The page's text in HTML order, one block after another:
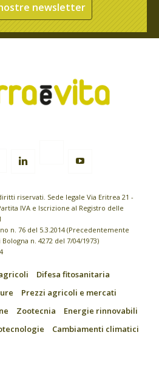
newsletter
riservati. Sede legale Via Eritrea 21 -
IVA e Iscrizione al Registro delle
n. 76 del 5.3.2014 (Precedentemente
n. 4272 del 7/04/1973)
Difesa fitosanitaria
Prezzi agricoli e mercati
Zootecnia
Energie rinnovabili
Cambiamenti climatici